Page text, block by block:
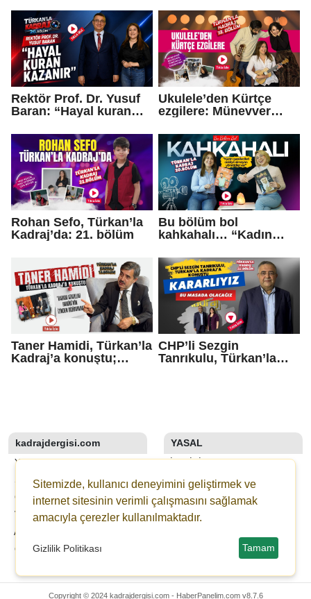
ulaşıyor, bu derneğin
amacı ne?
talebi erken seçim”
Rektör Prof. Dr. Yusuf
Baran: “Hayal kuran
Ukulele’den Kürtçe
ezgilere: Münevver
Kadraj’da
Rohan Sefo, Türkan’la
Kadraj’da: 21. bölüm
Bu bölüm bol
kahkahalı… “Kadın
almayan yöneticiler….”
Taner Hamidi, Türkan’la
Kadraj’a konuştu;
CHP’li Sezgin
Tanrıkulu, Türkan’la
kadrajdergisi.com
YAZARLAR
SON DAKİKA
GALERİLER
VİDEOLAR
ANKETLER
GAZETELER
YASAL
İLETIŞIM
KÜNYE
YAYIN İLKELERI
KURALLAR
KULLANICI SÖZLEŞMESI
Sitemizde, kullanıcı deneyimini geliştirmek ve
internet sitesinin verimli çalışmasını sağlamak
amacıyla çerezler kullanılmaktadır.
Gizlilik Politikası Tamam
Copyright © 2024 kadrajdergisi.com - HaberPanelim.com v8.7.6